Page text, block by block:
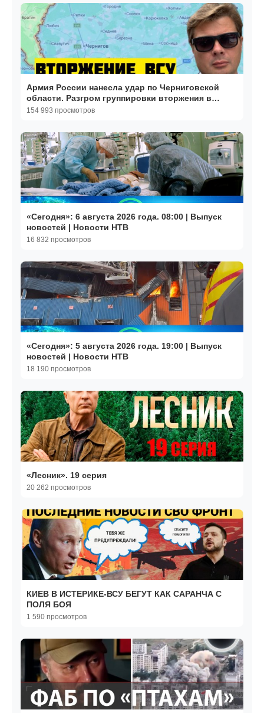
Армия России нанесла удар по Черниговской
области. Разгром группировки вторжения в
Брянскую обл 29/6
154 993 просмотров
«Сегодня»: 6 августа 2026 года. 08:00 | Выпуск
новостей | Новости НТВ
16 832 просмотров
«Сегодня»: 5 августа 2026 года. 19:00 | Выпуск
новостей | Новости НТВ
18 190 просмотров
«Лесник». 19 серия
20 262 просмотров
КИЕВ В ИСТЕРИКЕ-ВСУ БЕГУТ КАК САРАНЧА С
ПОЛЯ БОЯ
1 590 просмотров